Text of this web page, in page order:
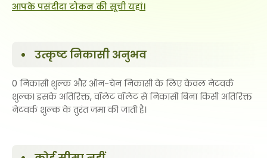
आपके पसंदीदा टोकन की सूची यहां।
उत्कृष्ट निकासी अनुभव
0 निकासी शुल्क और ऑन-चेन निकासी के लिए केवल नेटवर्क
शुल्क। इसके अतिरिक्त, वॉलेट वॉलेट से निकासी बिना किसी अतिरिक्त
नेटवर्क शुल्क के तुरंत जमा की जाती है।